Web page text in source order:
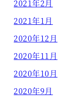
2021年2月
2021年1月
2020年12月
2020年11月
2020年10月
2020年9月